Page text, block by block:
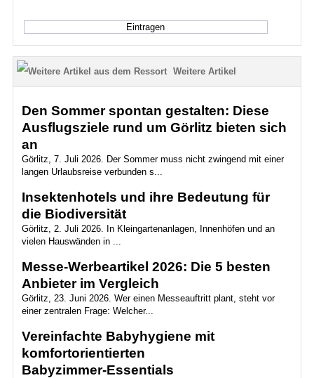
Weitere Artikel
Den Sommer spontan gestalten: Diese
Ausflugsziele rund um Görlitz bieten sich
an
Görlitz, 7. Juli 2026. Der Sommer muss nicht zwingend mit einer
langen Urlaubsreise verbunden s...
Insektenhotels und ihre Bedeutung für
die Biodiversität
Görlitz, 2. Juli 2026. In Kleingartenanlagen, Innenhöfen und an
vielen Hauswänden in ...
Messe-Werbeartikel 2026: Die 5 besten
Anbieter im Vergleich
Görlitz, 23. Juni 2026. Wer einen Messeauftritt plant, steht vor
einer zentralen Frage: Welcher...
Vereinfachte Babyhygiene mit
komfortorientierten
Babyzimmer‑Essentials